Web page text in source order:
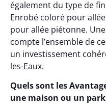
également du type de
Enrobé coloré pour
pour allée piétonne.
compte l’ensemble de
un investissement
les-Eaux.
Quels sont les
une maison ou un